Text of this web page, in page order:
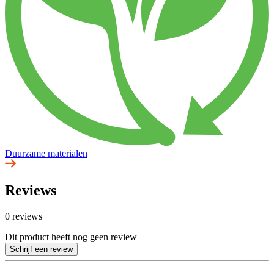
Duurzame materialen
Reviews
0 reviews
Dit product heeft nog geen review
Schrijf een review